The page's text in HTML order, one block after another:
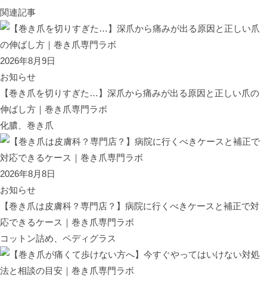
関連記事
2026年8月9日
お知らせ
【巻き爪を切りすぎた…】深爪から痛みが出る原因と正しい爪の
伸ばし方｜巻き爪専門ラボ
化膿、巻き爪
2026年8月8日
お知らせ
【巻き爪は皮膚科？専門店？】病院に行くべきケースと補正で対
応できるケース｜巻き爪専門ラボ
コットン詰め、ペディグラス